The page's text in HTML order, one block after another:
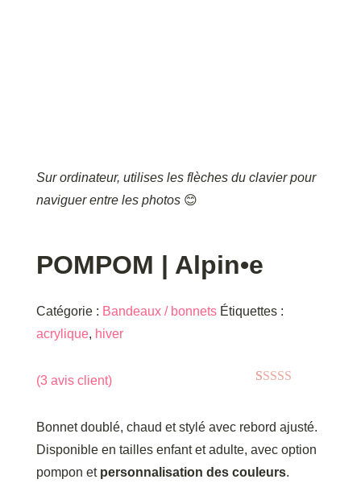
Sur ordinateur, utilises les flèches du clavier pour
naviguer entre les photos😊
POMPOM | Alpin•e
Catégorie : Bandeaux / bonnets Étiquettes :
acrylique, hiver
notations
client
(3avis client)
Bonnet doublé, chaud et stylé avec rebord ajusté.
Disponible en tailles enfant et adulte, avec option
pompon et personnalisation des couleurs.